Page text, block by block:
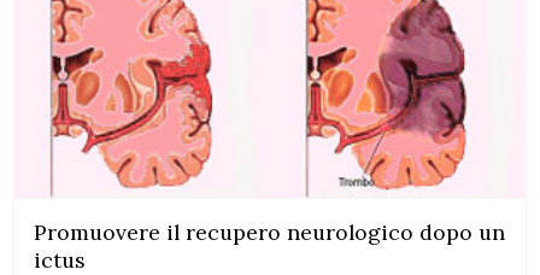
Promuovere il recupero neurologico dopo un
ictus